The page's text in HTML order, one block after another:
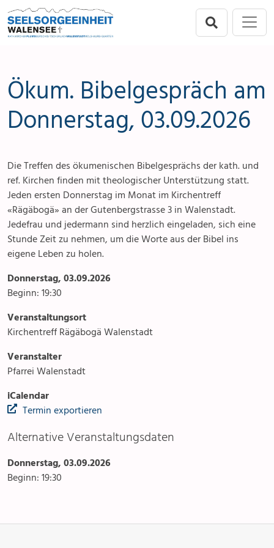
Direkt zur Hauptnavigation springen
Direkt zum Inhalt springen
Ökum. Bibelgespräch am
Donnerstag, 03.09.2026
Die Treffen des ökumenischen Bibelgesprächs der kath. und
ref. Kirchen finden mit theologischer Unterstützung statt.
Jeden ersten Donnerstag im Monat im Kirchentreff
«Rägäbogä» an der Gutenbergstrasse 3 in Walenstadt.
Jedefrau und jedermann sind herzlich eingeladen, sich eine
Stunde Zeit zu nehmen, um die Worte aus der Bibel ins
eigene Leben zu holen.
Donnerstag, 03.09.2026
Beginn: 19:30
Veranstaltungsort
Kirchentreff Rägäbogä Walenstadt
Veranstalter
Pfarrei Walenstadt
iCalendar
Termin exportieren
Alternative Veranstaltungsdaten
Donnerstag, 03.09.2026
Beginn: 19:30
Berschis-Tscherlach
Mols-Murg-Quarten
Angebot & Sakramente
Aktuelles